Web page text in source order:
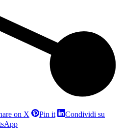
on X Condividi
Pin itCondividi
Condividi su
Condividi